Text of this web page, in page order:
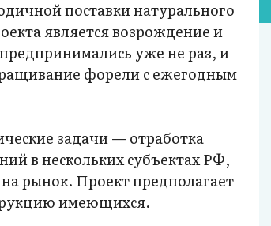
поставки натурального
является возрождение и
уже не раз, и
форели с ежегодным
задачи — отработка
в нескольких субъектах РФ,
рынок. Проект предполагает
имеющихся.